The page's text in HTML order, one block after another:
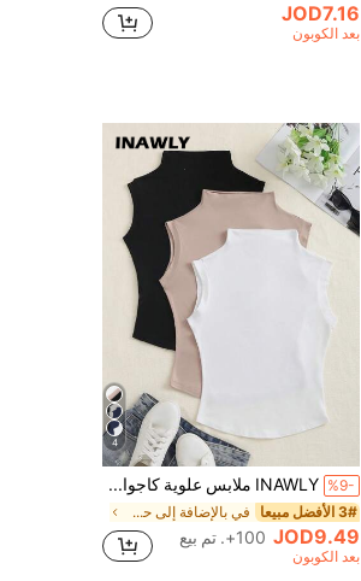
JOD7.16
بعد الكوبون
4
%9- INAWLY ملابس علوية كاجوال بدون أكمام لون سادة مقاسات كبيرة
3# الأفضل مبيعا في بالإضافة إلى حجم تانك القمم والكاميس
JOD9.49 100+. تم بيع
بعد الكوبون